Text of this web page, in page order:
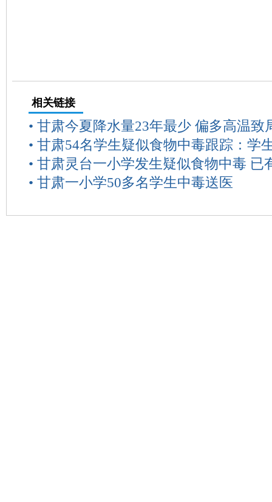
相关链接
• 甘肃今夏降水量23年最少 偏多高温致
• 甘肃54名学生疑似食物中毒跟踪：学
• 甘肃灵台一小学发生疑似食物中毒 已
• 甘肃一小学50多名学生中毒送医